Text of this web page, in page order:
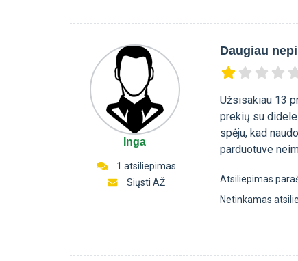
Inga
1 atsiliepimas
Siųsti AŽ
Daugiau
Užsisakiau 13
prekių su
spėju, kad
parduotuve
Atsiliepimas
Netinkamas